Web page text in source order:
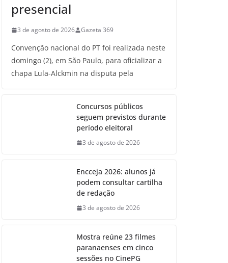
presencial
3 de agosto de 2026 Gazeta 369
Convenção nacional do PT foi realizada neste
domingo (2), em São Paulo, para oficializar a
chapa Lula-Alckmin na disputa pela
Concursos públicos
seguem previstos durante
período eleitoral
3 de agosto de 2026
Encceja 2026: alunos já
podem consultar cartilha
de redação
3 de agosto de 2026
Mostra reúne 23 filmes
paranaenses em cinco
sessões no CinePG